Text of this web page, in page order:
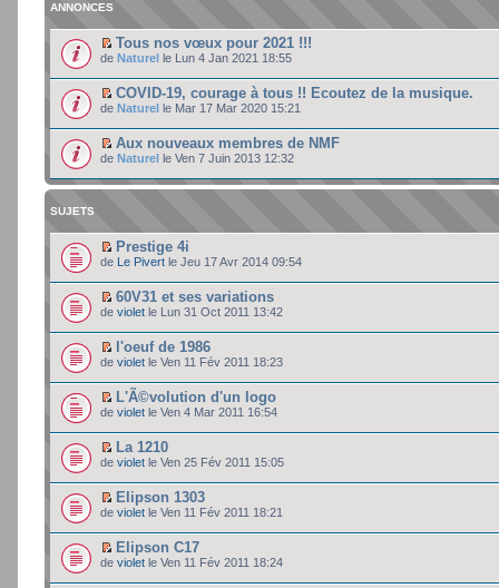
ANNONCES
Tous nos vœux pour 2021 !!!
de Naturel le Lun 4 Jan 2021 18:55
COVID-19, courage à tous !! Ecoutez de la musique.
de Naturel le Mar 17 Mar 2020 15:21
Aux nouveaux membres de NMF
de Naturel le Ven 7 Juin 2013 12:32
SUJETS
Prestige 4i
de Le Pivert le Jeu 17 Avr 2014 09:54
60V31 et ses variations
de violet le Lun 31 Oct 2011 13:42
l'oeuf de 1986
de violet le Ven 11 Fév 2011 18:23
L'Ã©volution d'un logo
de violet le Ven 4 Mar 2011 16:54
La 1210
de violet le Ven 25 Fév 2011 15:05
Elipson 1303
de violet le Ven 11 Fév 2011 18:21
Elipson C17
de violet le Ven 11 Fév 2011 18:24